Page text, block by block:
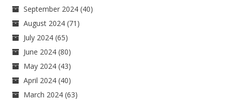
September 2024 (40)
August 2024 (71)
July 2024 (65)
June 2024 (80)
May 2024 (43)
April 2024 (40)
March 2024 (63)